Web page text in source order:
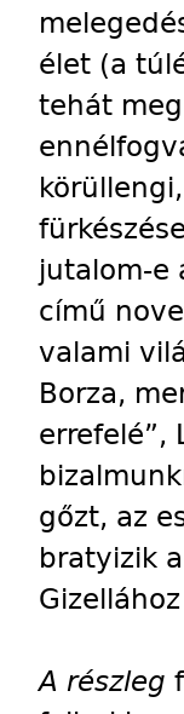
élet (a
tehát
jutalom-e
című
valami
Borza,
errefelé”,
gőzt, az
bratyizik
A részleg